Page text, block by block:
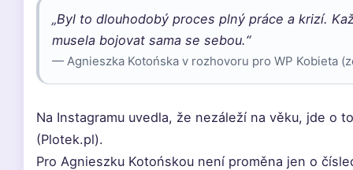
„Byl to dlouhodobý proces plný práce a krizí.
musela bojovat sama se sebou.“
— Agnieszka Kotońska v rozhovoru pro WP Kobieta
Na Instagramu uvedla, že nezáleží na věku, jde o
(Plotek.pl).
Pro Agnieszku Kotońskou není proměna jen o